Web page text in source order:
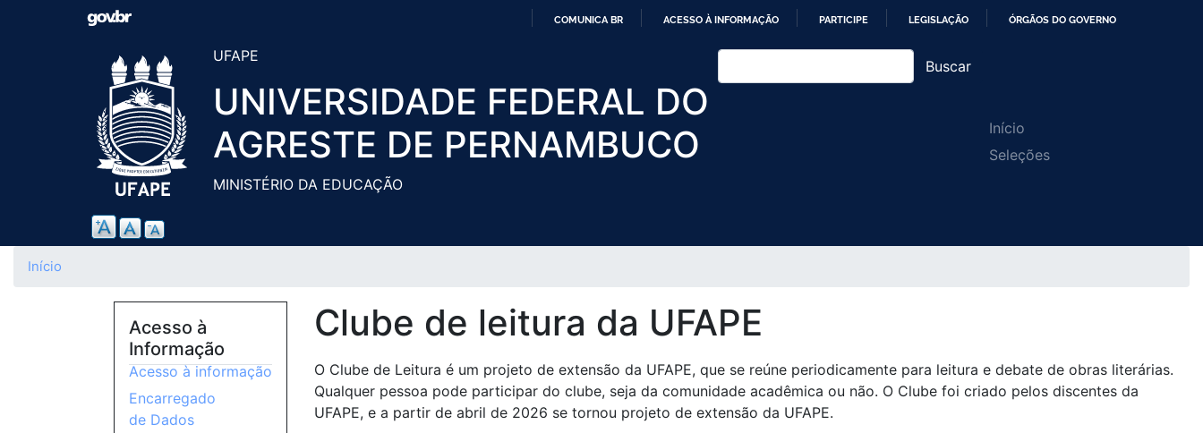
Pular
principal
O
CONTEÚDO
COMUNICA BR ACESSO À INFORMAÇÃO PARTICIPE LEGISLAÇÃO ÓRGÃOS DO GOVERNO
UFAPE
UNIVERSIDADE FEDERAL DO
AGRESTE DE PERNAMBUCO
MINISTÉRIO DA EDUCAÇÃO
Buscar
Main
navigation
Início
Seleções
Início
Clube de leitura da UFAPE
O Clube de Leitura é um projeto de extensão da UFAPE, que se reúne periodicamente para leitura e debate de obras literárias.
Qualquer pessoa pode participar do clube, seja da comunidade acadêmica ou não. O Clube foi criado pelos discentes da
UFAPE, e a partir de abril de 2026 se tornou projeto de extensão da UFAPE.
Acesso à
Informação
Acesso à informação
Encarregado
de Dados